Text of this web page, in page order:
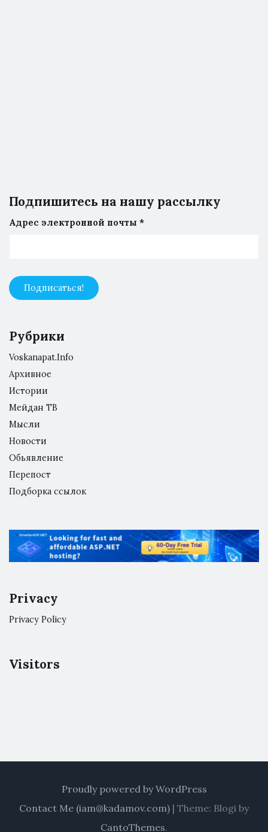
Подпишитесь на нашу рассылку
Адрес электронной почты *
Рубрики
Voskanapat.Info
Архивное
Истории
Мейдан ТВ
Мысли
Новости
Обьявление
Перепост
Подборка ссылок
Privacy
Privacy Policy
Visitors
Proudly powered by WordPress
Contact Me (iam@kadamov.com) | Theme: Blogi by
CantoThemes.